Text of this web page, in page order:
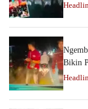
Bikin